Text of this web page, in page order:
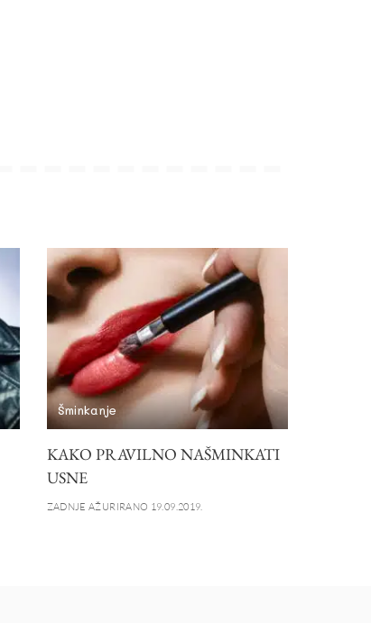
Šminkanje
KAKO PRAVILNO NAŠMINKATI
USNE
ZADNJE AŽURIRANO 19.09.2019.